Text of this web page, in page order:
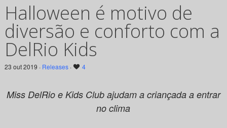
Halloween é motivo de
diversão e conforto com a
DelRio Kids
23 out 2019 · Releases· 4
Miss DelRio e Kids Club ajudam a criançada a entrar
no clima